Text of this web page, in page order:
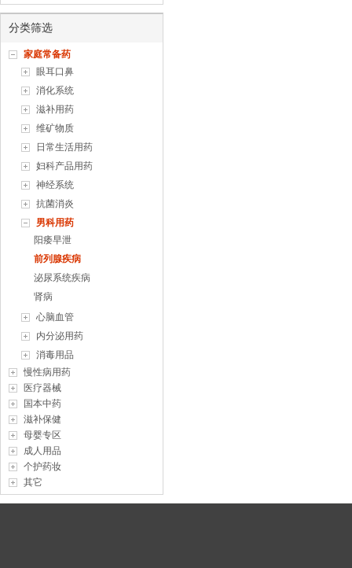
分类筛选
家庭常备药
眼耳口鼻
消化系统
滋补用药
维矿物质
日常生活用药
妇科产品用药
神经系统
抗菌消炎
男科用药
阳痿早泄
前列腺疾病
泌尿系统疾病
肾病
心脑血管
内分泌用药
消毒用品
慢性病用药
医疗器械
国本中药
滋补保健
母婴专区
成人用品
个护药妆
其它